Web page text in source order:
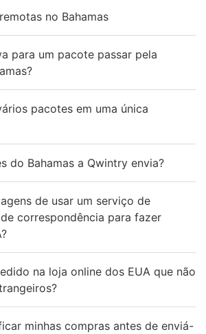
no Bahamas
para um pacote passar pela
pacotes em uma única
do Bahamas a Qwintry envia?
de usar um serviço de
correspondência para fazer
na loja online dos EUA que não
minhas compras antes de enviá-